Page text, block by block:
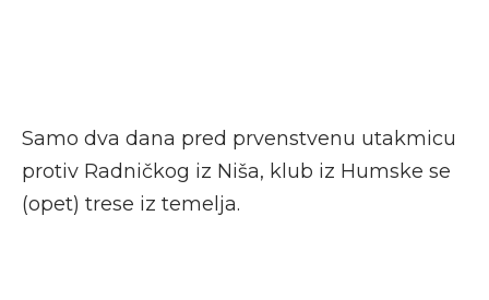
Samo dva dana pred prvenstvenu utakmicu
protiv Radničkog iz Niša, klub iz Humske se
(opet) trese iz temelja.